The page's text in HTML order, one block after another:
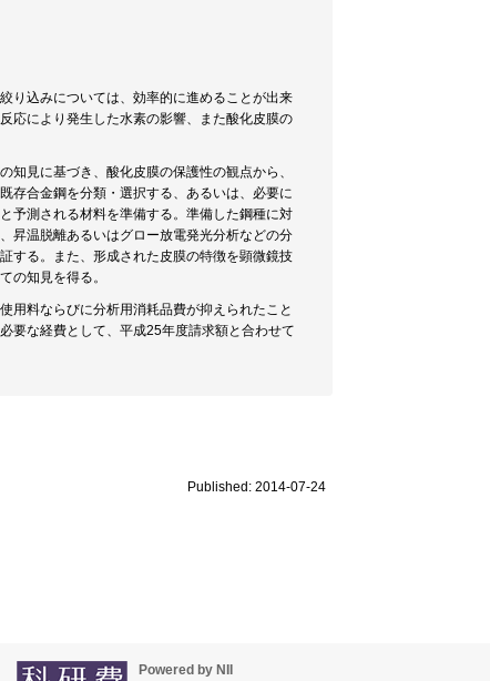
り込みについては、効率的に進めることが出来
応により発生した水素の影響、また酸化皮膜の
見に基づき、酸化皮膜の保護性の観点から、
存合金鋼を分類・選択する、あるいは、必要に
予測される材料を準備する。準備した鋼種に対
昇温脱離あるいはグロー放電発光分析などの分
する。また、形成された皮膜の特徴を顕微鏡技
の知見を得る。
用料ならびに分析用消耗品費が抑えられたこと
要な経費として、平成25年度請求額と合わせて
Published: 2014-07-24
Powered by NII